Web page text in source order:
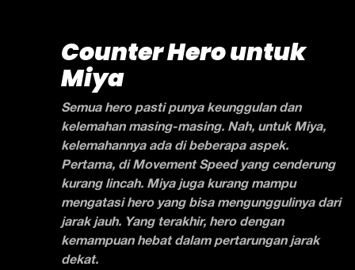
Counter Hero untuk
Miya
Semua hero pasti punya keunggulan dan
kelemahan masing-masing. Nah, untuk Miya,
kelemahannya ada di beberapa aspek.
Pertama, di Movement Speed yang cenderung
kurang lincah. Miya juga kurang mampu
mengatasi hero yang bisa mengunggulinya dari
jarak jauh. Yang terakhir, hero dengan
kemampuan hebat dalam pertarungan jarak
dekat.